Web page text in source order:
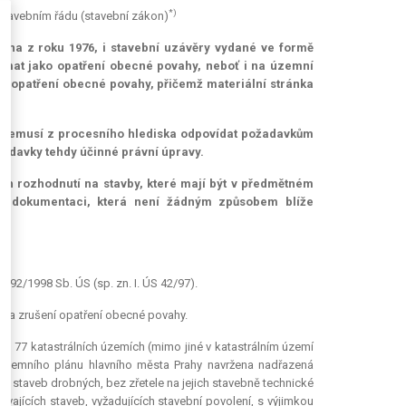
řádu (stavební zákon)*)
z roku 1976, i stavební uzávěry vydané ve formě
jako opatření obecné povahy, neboť i na územní
opatření obecné povahy, přičemž materiální stránka
z procesního hlediska odpovídat požadavkům
tehdy účinné právní úpravy.
rozhodnutí na stavby, které mají být v předmětném
která není žádným způsobem blíže
92/1998 Sb. ÚS (sp. zn. I. ÚS 42/97).
zrušení opatření obecné povahy.
77 katastrálních územích (mimo jiné v katastrálním území
plánu hlavního města Prahy navržena nadřazená
staveb drobných, bez zřetele na jejich stavebně technické
staveb, vyžadujících stavební povolení, s výjimkou